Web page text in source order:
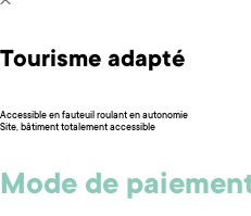
Tourisme adapté
Accessible en fauteuil roulant en autonomie
Site, bâtiment totalement accessible
Mode de